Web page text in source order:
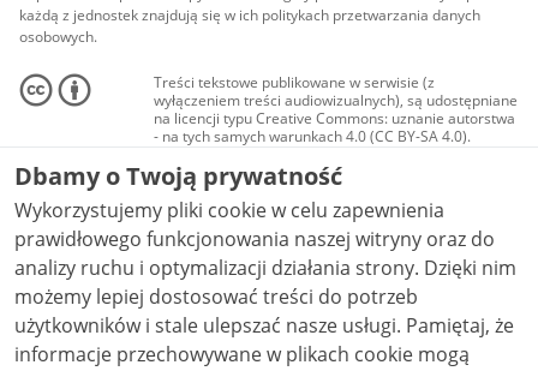
każdą z jednostek znajdują się w ich politykach przetwarzania danych
osobowych.
Treści tekstowe publikowane w serwisie (z
wyłączeniem treści audiowizualnych), są udostępniane
na licencji typu Creative Commons: uznanie autorstwa
- na tych samych warunkach 4.0 (CC BY-SA 4.0).
Materiały audiowizualne, w tym zdjęcia, materiały
audio i wideo, są udostępniane na licencji typu
Creative Commons: uznanie autorstwa użycie
niekomercyjne - bez utworów zależnych 4.0 (CC BY-
NC-ND 4.0), o ile nie jest to stwierdzone inaczej.
Dbamy o Twoją prywatność
Wykorzystujemy pliki cookie w celu zapewnienia
prawidłowego funkcjonowania naszej witryny oraz do
analizy ruchu i optymalizacji działania strony. Dzięki nim
możemy lepiej dostosować treści do potrzeb
użytkowników i stale ulepszać nasze usługi. Pamiętaj, że
informacje przechowywane w plikach cookie mogą